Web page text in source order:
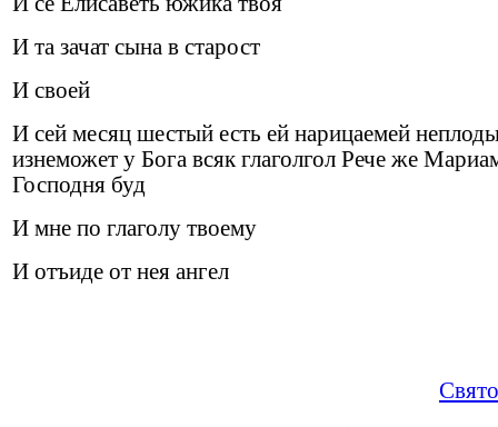
И та зачат сына в старост
И своей
И сей месяц шестый есть ей нарицаемей
изнеможет у Бога всяк глаголгол Рече же
Господня буд
И мне по глаголу твоему
И отъиде от нея ангел